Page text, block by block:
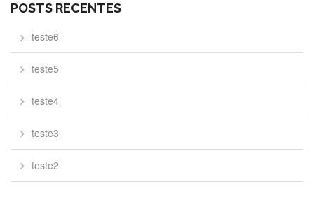
POSTS RECENTES
teste6
teste5
teste4
teste3
teste2